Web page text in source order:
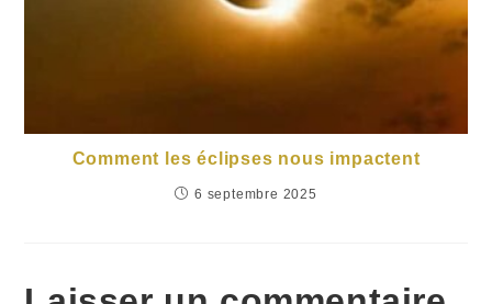
Comment les éclipses nous impactent
6 septembre 2025